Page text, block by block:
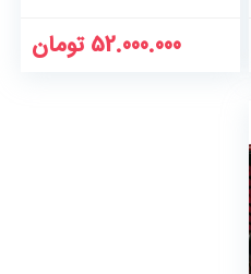
52.000.000 تومان